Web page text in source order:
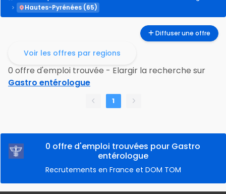
Hautes-Pyrénées (65)
0 offre d'emploi trouvées pour Gastro
entérologue
Recrutements en France et DOM TOM
Diffuser une offre
Voir les offres par regions
0 offre d'emploi trouvée - Elargir la recherche sur
Gastro entérologue
1